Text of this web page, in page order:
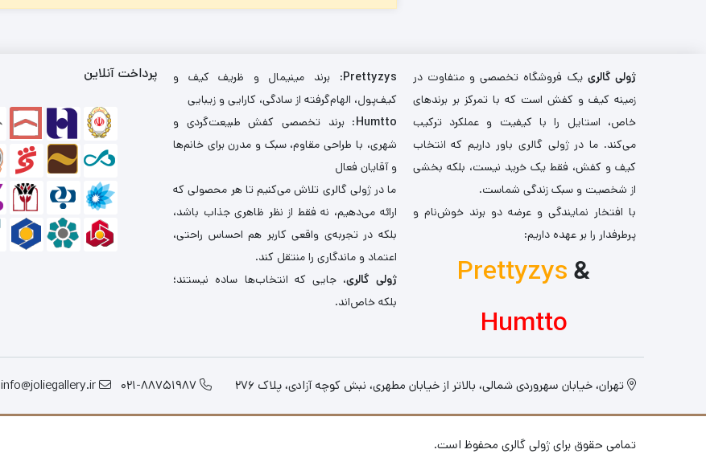
ژولی گالری یک فروشگاه تخصصی و متفاوت در
زمینه کیف و کفش است که با تمرکز بر برندهای
خاص، استایل را با کیفیت و عملکرد ترکیب
می‌کند. ما در ژولی گالری باور داریم که انتخاب
کیف و کفش، فقط یک خرید نیست، بلکه بخشی
از شخصیت و سبک زندگی شماست.
با افتخار نمایندگی و عرضه دو برند خوش‌نام و
پرطرفدار را بر عهده داریم:
Prettyzys&
Humtto
Prettyzys: برند مینیمال و ظریف کیف و
کیف‌پول، الهام‌گرفته از سادگی، کارایی و زیبایی
Humtto: برند تخصصی کفش طبیعت‌گردی و
شهری، با طراحی مقاوم، سبک و مدرن برای خانم‌ها
و آقایان فعال
ما در ژولی گالری تلاش می‌کنیم تا هر محصولی که
ارائه می‌دهیم، نه فقط از نظر ظاهری جذاب باشد،
بلکه در تجربه‌ی واقعی کاربر هم احساس راحتی،
اعتماد و ماندگاری را منتقل کند.
ژولی گالری، جایی که انتخاب‌ها ساده نیستند؛
بلکه خاص‌اند.
پرداخت آنلاین
تهران، خیابان سهروردی شمالی، بالاتر از خیابان مطهری، نبش کوچه آزادی، پلاک 276 021-88751987
info@joliegallery.ir
تمامی حقوق برای ژولی گالری محفوظ است.